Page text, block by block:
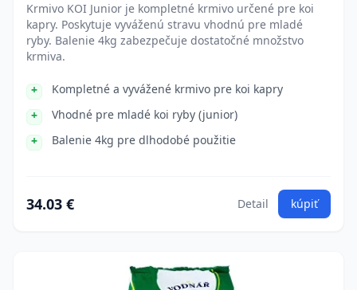
Krmivo KOI Junior je kompletné krmivo určené pre koi
kapry. Poskytuje vyváženú stravu vhodnú pre mladé
ryby. Balenie 4kg zabezpečuje dostatočné množstvo
krmiva.
Kompletné a vyvážené krmivo pre koi kapry
Vhodné pre mladé koi ryby (junior)
Balenie 4kg pre dlhodobé použitie
34.03 € Detail kúpiť